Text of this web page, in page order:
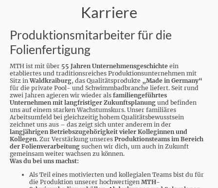
Karriere
Produktionsmitarbeiter für die
Folienfertigung
MTH ist mit über 55 Jahren Unternehmensgeschichte ein
etabliertes und traditionsreiches Produktionsunternehmen mit
Sitz inWaldkraiburg, das Qualitätsprodukte „Made in Germany“
für die private Pool- und Schwimmbadbranche liefert. Seit rund
zwei Jahren agieren wir wieder als familiengeführtes
Unternehmen mit langfristiger Zukunftsplanung und befinden
uns auf einem starken Wachstumskurs. Unser familiäres
Arbeitsumfeld bei gleichzeitig hohem Qualitätsbewusstsein
zeichnet uns aus – das zeigt sich unter anderem in der
langjährigen Betriebszugehörigkeit vieler Kolleginnen und
Kollegen. Zur Verstärkung unseres Produktionsteams im Bereich
der Folienverarbeitung suchen wir dich, um auch in Zukunft
gemeinsam weiter wachsen zu können.
Was du bei uns machst:
Als Teil eines motivierten und kollegialen Teams bist du für
die Produktion unserer hochwertigen MTH-